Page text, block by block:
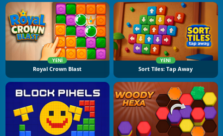
YENI
Royal Crown Blast
YENI
Sort Tiles: Tap Away